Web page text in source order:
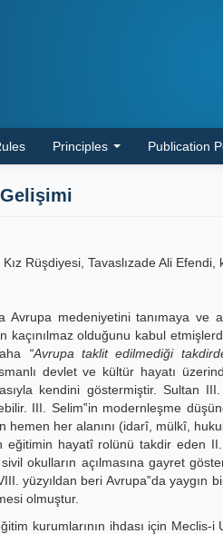
Principles Publication
Rüşdiyesi, Tavaslızade Ali
Avrupa medeniyetini tanımaya ve
kaçınılmaz olduğunu kabul
“Avrupa taklit edilmediği
devlet ve kültür hayatı
kendini göstermiştir. Sultan
III. Selim‟in modernleşme
her alanını (idarî, mülkî,
eğitimin hayatî rolünü takdir eden
okulların açılmasına gayret
yüzyıldan beri Avrupa‟da yaygın
olmuştur.
kurumlarının ihdası için Meclis-i